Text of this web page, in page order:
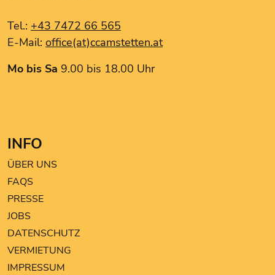
Kentucky Fried Chicken
Le Burger
NOKKO Kitchen
ROMA Friseurbedarf
Tchibo
The Hairstyle
TK MAXX
Triumph
Tel.: +43 7472 66 565
E-Mail: office(at)ccamstetten.at
Mo bis Sa 9.00 bis 18.00 Uhr
INFO
ÜBER UNS
FAQS
PRESSE
JOBS
DATENSCHUTZ
VERMIETUNG
IMPRESSUM